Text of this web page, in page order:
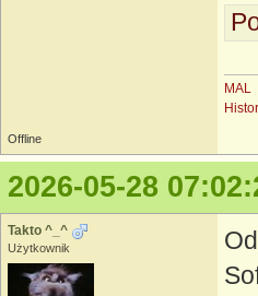
MAL
Offline
2026-05-28
Takto ^_^
Użytkownik